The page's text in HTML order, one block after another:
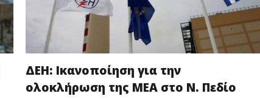
ΔΕΗ: Ικανοποίηση για την
ολοκλήρωση της ΜΕΑ στο Ν. Πεδίο